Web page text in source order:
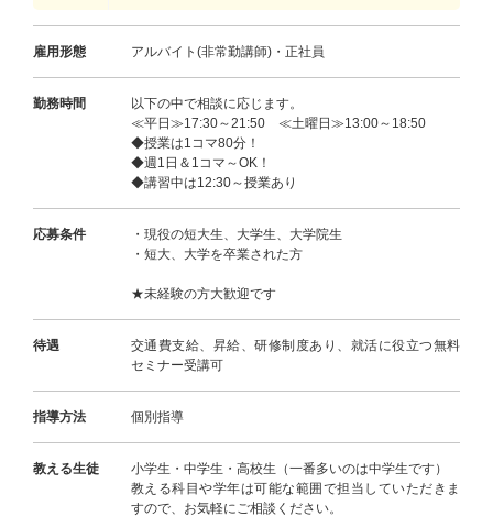
雇用形態 アルバイト(非常勤講師)・正社員
勤務時間
以下の中で相談に応じます。
≪平日≫17:30～21:50 ≪土曜日≫13:00～18:50
◆授業は1コマ80分！
◆週1日＆1コマ～OK！
◆講習中は12:30～授業あり
応募条件
・現役の短大生、大学生、大学院生
・短大、大学を卒業された方
★未経験の方大歓迎です
待遇
交通費支給、昇給、研修制度あり、就活に役立つ無料
セミナー受講可
指導方法 個別指導
教える生徒
小学生・中学生・高校生（一番多いのは中学生です）
教える科目や学年は可能な範囲で担当していただきま
すので、お気軽にご相談ください。